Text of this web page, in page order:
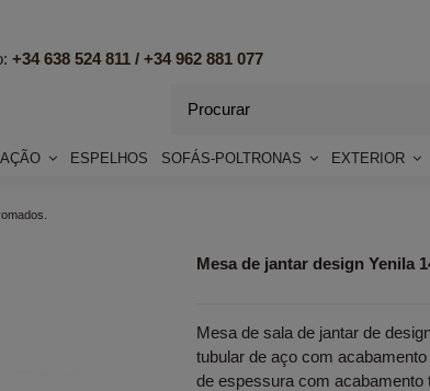
+34 638 524 811 / +34 962 881 077
ESPELHOS SOFÁS-POLTRONAS EXTERIOR
Mesa de jantar design Yenila
Mesa de sala de jantar de
tubular de aço com
de espessura com acabamento